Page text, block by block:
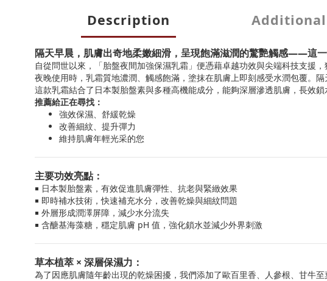
Description
隔天早晨，肌膚出奇地柔嫩細滑，呈現飽滿滋潤的驚艷觸感——這
自從問世以來，「胎盤夜間加強保濕乳霜」便憑藉卓越功效與尖端科技支援
夜晚使用時，乳霜質地濃潤、觸感飽滿，塗抹在肌膚上即刻感受水潤包覆。
這款乳霜結合了日本製胎盤素與多種高機能成分，能夠深層滲透肌膚，長效
推薦給正在尋找：
強效保濕、舒緩乾燥
改善細紋、提升彈力
維持肌膚年輕光采的您
主要功效亮點：
￭ 日本製胎盤素，有效促進肌膚彈性、抗老與緊緻效果
￭ 即時補水技術，快速補充水分，改善乾燥與細紋問題
￭ 外層形成潤澤屏障，減少水分流失
￭ 含醣基海藻糖，穩定肌膚 pH 值，強化鎖水並減少外界刺激
草本植萃 × 深層保濕力：
為了因應肌膚隨年齡出現的乾燥困擾，我們添加了歐百里香、人參根、甘牛